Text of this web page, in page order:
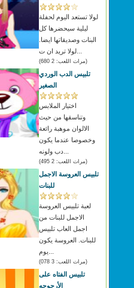
لولا تستعد اليوم لحفلة
ليلية سيحضرها كل
البنات وصديقاتها ايضا.
(مرات اللعب: 2 680)
تلبيس الدب الوردي
الصغير
اختيار الملابس
وتناسقها من حيث
الالوان موهبة رائعة
وخصوصا عندما يكون
(مرات اللعب: 2 495)
تلبيس العروسة الاجمل
للبنات
لعبة تلبيس العروسة
الاجمل للبنات من
اجمل العاب تلبيس
للبنات. العروسة يكون
(مرات اللعب: 3 078)
تلبيس الفتاه على
الأرجوحه